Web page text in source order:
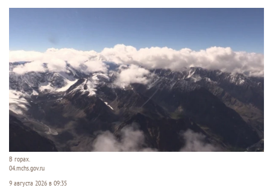
В горах.
04.mchs.gov.ru
9 августа 2026 в 09:35